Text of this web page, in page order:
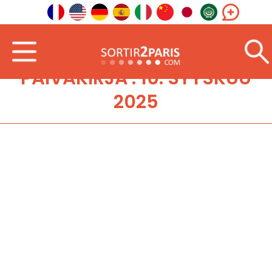
PÄIVÄKIRJA : 10. SYYSKUU
2025